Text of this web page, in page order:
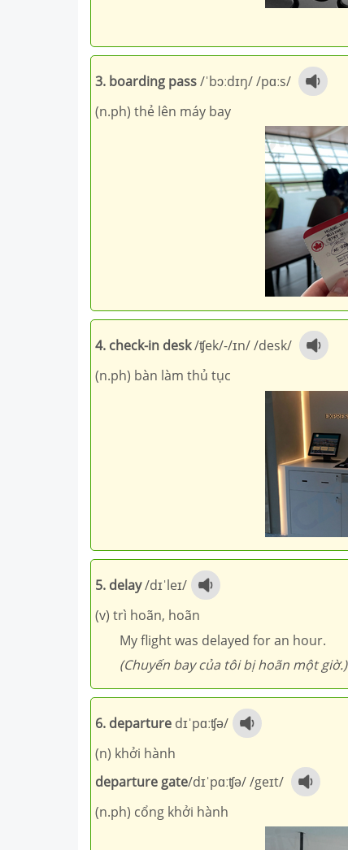
3. boarding pass/ˈbɔːdɪŋ/ /pɑːs/
(n.ph) thẻ lên máy bay
4. check-in desk/ʧek/-/ɪn/ /desk/
(n.ph) bàn làm thủ tục
5. delay/dɪˈleɪ/
(v) trì hoãn, hoãn
My flight was delayed for an hour.
(Chuyến bay của tôi bị hoãn một giờ.)
6. departure dɪˈpɑːʧə/
(n) khởi hành
departure gate/dɪˈpɑːʧə/ /geɪt/
(n.ph) cổng khởi hành